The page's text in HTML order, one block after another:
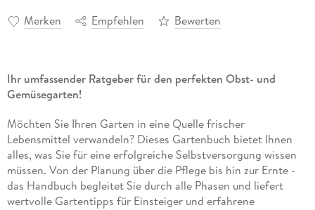
Merken Empfehlen Bewerten
Ihr umfassender Ratgeber für den perfekten Obst- und
Gemüsegarten!
Möchten Sie Ihren Garten in eine Quelle frischer
Lebensmittel verwandeln? Dieses Gartenbuch bietet Ihnen
alles, was Sie für eine erfolgreiche Selbstversorgung wissen
müssen. Von der Planung über die Pflege bis hin zur Ernte -
das Handbuch begleitet Sie durch alle Phasen und liefert
wertvolle Gartentipps für Einsteiger und erfahrene